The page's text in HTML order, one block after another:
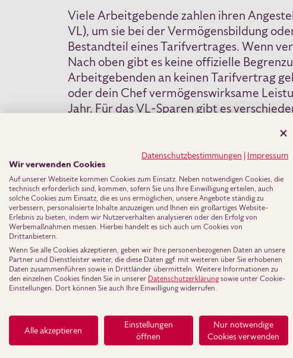
Datenschutzbestimmungen | Impressum
Wir verwenden Cookies
Auf unserer Webseite kommen Cookies zum Einsatz. Neben notwendigen Cookies, die
technisch erforderlich sind, kommen, sofern Sie uns Ihre Einwilligung erteilen, auch
solche Cookies zum Einsatz, die es uns ermöglichen, unsere Angebote ständig zu
verbessern, personalisierte Inhalte anzuzeigen und Ihnen ein großartiges Website-
Erlebnis zu bieten, indem wir Nutzerverhalten analysieren oder den Erfolg von
Werbemaßnahmen messen. Hierbei handelt es sich auch um Cookies von
Drittanbietern.
Wenn Sie alle Cookies akzeptieren, geben wir Ihre personenbezogenen Daten an unsere
Partner und Dienstleister weiter, die diese Daten ggf. mit weiteren über Sie erhobenen
Daten zusammenführen sowie in Drittländer übermitteln. Weitere Informationen zu
den einzelnen Cookies finden Sie in unserer Datenschutzerklärungsowie unter Cookie-
Einstellungen. Dort können Sie auch Ihre Einwilligung widerrufen.
Alle akzeptieren
Einstellungen
öffnen
Nur notwendige
Cookies verwenden
Viele Arbeitgebende zahlen ihren
VL), um sie bei der Vermögensbildung
Bestandteil eines Tarifvertrages. Wenn
Nach oben gibt es keine offizielle
Arbeitgebenden an keinen Tarifvertrag
oder dein Chef vermögenswirksame
Jahr. Für das VL-Sparen gibt es
Mit Arbeitnehmersparzulage geförderte
• Bausparvertrag
• Tilgung einer laufenden Baufinanzierung
• Sparvertrag über Wertpapiere oder
Wertpapiersparverträge laufen 7 Jahre
ruht der Vertrag, danach kannst du frei
kein Ruhejahr. Deine Chefin oder Chef